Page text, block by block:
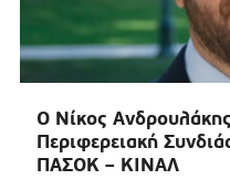
Ο Νίκος
Περιφερειακή
ΠΑΣΟΚ – ΚΙΝΑΛ